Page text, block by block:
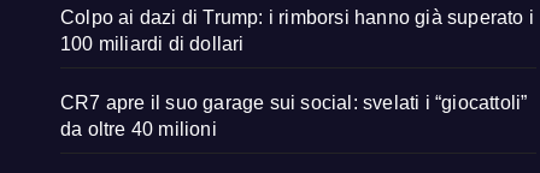
Colpo ai dazi di Trump: i rimborsi hanno già superato i
100 miliardi di dollari
CR7 apre il suo garage sui social: svelati i “giocattoli”
da oltre 40 milioni